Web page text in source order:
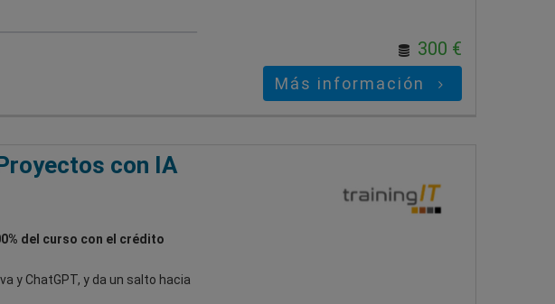
300 €
Más información
con IA
del curso con el crédito
y ChatGPT, y da un salto hacia